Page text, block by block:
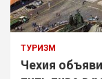
ТУРИЗМ
Чехия